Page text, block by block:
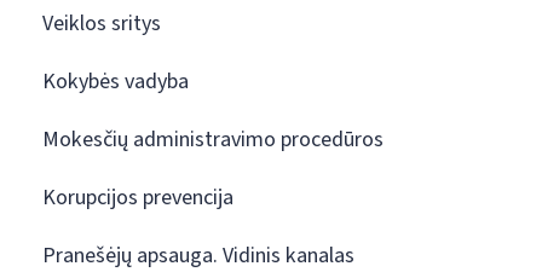
Veiklos sritys
Kokybės vadyba
Mokesčių administravimo procedūros
Korupcijos prevencija
Pranešėjų apsauga. Vidinis kanalas